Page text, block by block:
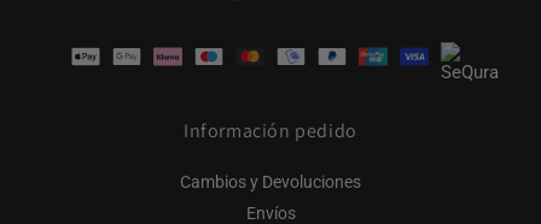
Información pedido
Cambios y Devoluciones
Envíos